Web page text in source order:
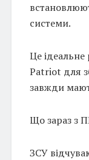
системи.
Це
Patriot для
завжди
Що зараз з
ЗСУ